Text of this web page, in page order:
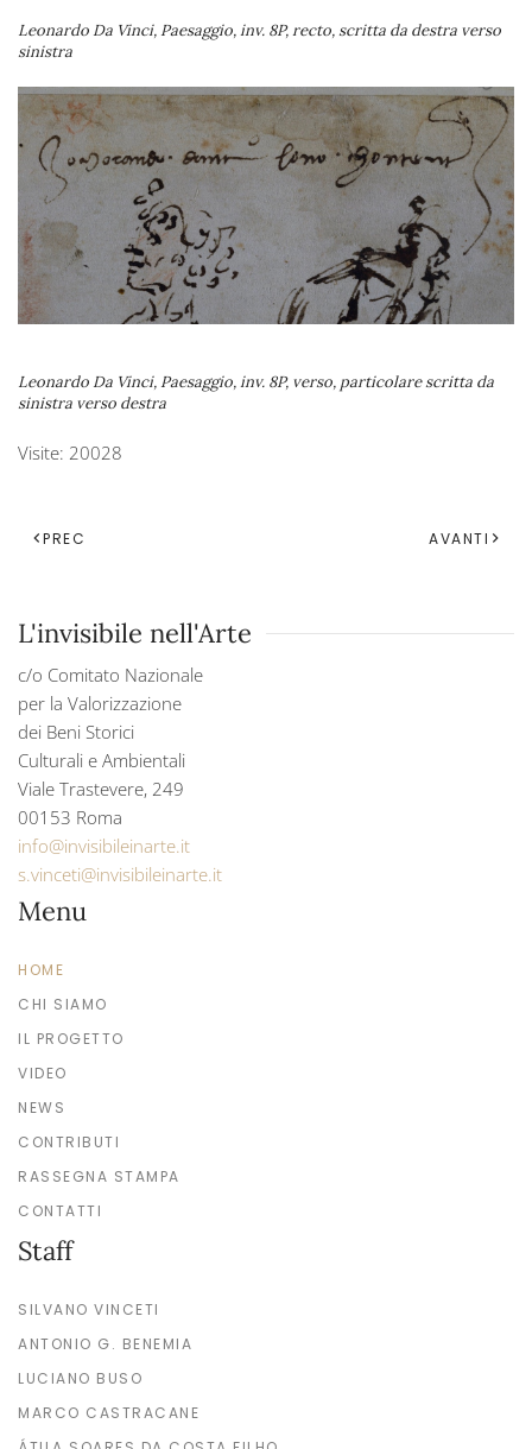
Leonardo Da Vinci, Paesaggio, inv. 8P, recto, scritta da destra verso
sinistra
Leonardo Da Vinci, Paesaggio, inv. 8P, verso, particolare scritta da
sinistra verso destra
Visite: 20028
PREC AVANTI
L'invisibile nell'Arte
c/o Comitato Nazionale
per la Valorizzazione
dei Beni Storici
Culturali e Ambientali
Viale Trastevere, 249
00153 Roma
info@invisibileinarte.it
s.vinceti@invisibileinarte.it
Menu
HOME
CHI SIAMO
IL PROGETTO
VIDEO
NEWS
CONTRIBUTI
RASSEGNA STAMPA
CONTATTI
Staff
SILVANO VINCETI
ANTONIO G. BENEMIA
LUCIANO BUSO
MARCO CASTRACANE